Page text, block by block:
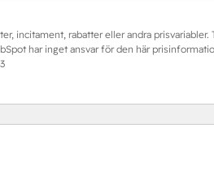
incitament, rabatter eller andra prisvariabler.
har inget ansvar för den här